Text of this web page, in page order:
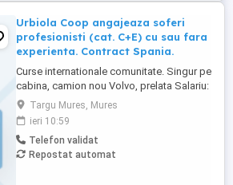
Urbiola Coop angajeaza soferi
profesionisti (cat. C+E) cu sau fara
experienta. Contract Spania.
Curse internationale comunitate. Singur pe
cabina, camion nou Volvo, prelata Salariu:
2700 luna net 12.000 km (garantat) Prima
0,06 camion km extra peste 12000 km; +
100 prima la angajare pt. ADR; + 300 prima
pentru 6 luni lucrate; + 300 prima pentru 9
luni lucrate; + 300 prima pentru 12 luni
Targu Mures, Mures
ieri 10:59
Telefon validat
Repostat automat